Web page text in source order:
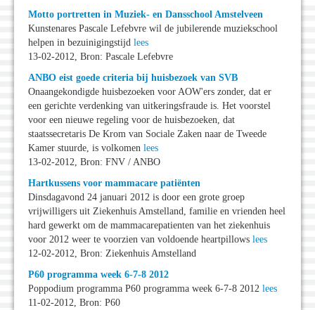
Motto portretten in Muziek- en Dansschool Amstelveen
Kunstenares Pascale Lefebvre wil de jubilerende muziekschool
helpen in bezuinigingstijd lees
13-02-2012, Bron: Pascale Lefebvre
ANBO eist goede criteria bij huisbezoek van SVB
Onaangekondigde huisbezoeken voor AOW'ers zonder, dat er
een gerichte verdenking van uitkeringsfraude is. Het voorstel
voor een nieuwe regeling voor de huisbezoeken, dat
staatssecretaris De Krom van Sociale Zaken naar de Tweede
Kamer stuurde, is volkomen lees
13-02-2012, Bron: FNV / ANBO
Hartkussens voor mammacare patiënten
Dinsdagavond 24 januari 2012 is door een grote groep
vrijwilligers uit Ziekenhuis Amstelland, familie en vrienden heel
hard gewerkt om de mammacarepatienten van het ziekenhuis
voor 2012 weer te voorzien van voldoende heartpillows lees
12-02-2012, Bron: Ziekenhuis Amstelland
P60 programma week 6-7-8 2012
Poppodium programma P60 programma week 6-7-8 2012 lees
11-02-2012, Bron: P60